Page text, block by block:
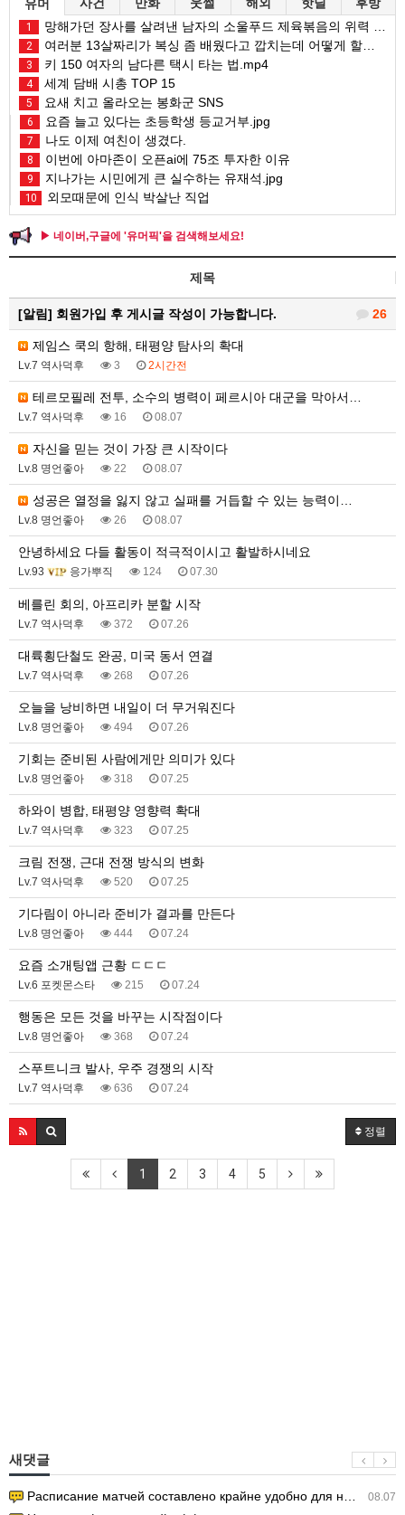
유머
1 망해가던 장사를 살려낸 남자의 소울푸드 제육볶음의 위력 ㅋㅋ
2 여러분 13살짜리가 복싱 좀 배웠다고 깝치는데 어떻게 할까요?
3 키 150 여자의 남다른 택시 타는 법.mp4
4 세계 담배 시총 TOP 15
5 요새 치고 올라오는 봉화군 SNS
6 요즘 늘고 있다는 초등학생 등교거부.jpg
7 나도 이제 여친이 생겼다.
8 이번에 아마존이 오픈ai에 75조 투자한 이유
9 지나가는 시민에게 큰 실수하는 유재석.jpg
10 외모때문에 인식 박살난 직업
▶ 네이버,구글에 '유머픽'을 검색해보세요!
제목
26
[알림] 회원가입 후 게시글 작성이 가능합니다.
제임스 쿡의 항해, 태평양 탐사의 확대
Lv.7 역사덕후 3 2시간전
테르모필레 전투, 소수의 병력이 페르시아 대군을 막아서…
Lv.7 역사덕후 16 08.07
자신을 믿는 것이 가장 큰 시작이다
Lv.8 명언좋아 22 08.07
성공은 열정을 잃지 않고 실패를 거듭할 수 있는 능력이…
Lv.8 명언좋아 26 08.07
안녕하세요 다들 활동이 적극적이시고 활발하시네요
Lv.93 응가뿌직 124 07.30
베를린 회의, 아프리카 분할 시작
Lv.7 역사덕후 372 07.26
대륙횡단철도 완공, 미국 동서 연결
Lv.7 역사덕후 268 07.26
오늘을 낭비하면 내일이 더 무거워진다
Lv.8 명언좋아 494 07.26
기회는 준비된 사람에게만 의미가 있다
Lv.8 명언좋아 318 07.25
하와이 병합, 태평양 영향력 확대
Lv.7 역사덕후 323 07.25
크림 전쟁, 근대 전쟁 방식의 변화
Lv.7 역사덕후 520 07.25
기다림이 아니라 준비가 결과를 만든다
Lv.8 명언좋아 444 07.24
요즘 소개팅앱 근황 ㄷㄷㄷ
Lv.6 포켓몬스타 215 07.24
행동은 모든 것을 바꾸는 시작점이다
Lv.8 명언좋아 368 07.24
스푸트니크 발사, 우주 경쟁의 시작
Lv.7 역사덕후 636 07.24
정렬
1 2 3 4 5
새댓글
08.07
Расписание матчей составлено крайне удобно для нашего часово…